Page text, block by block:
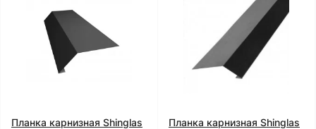
Планка карнизная Shinglas
Планка карнизная Shinglas